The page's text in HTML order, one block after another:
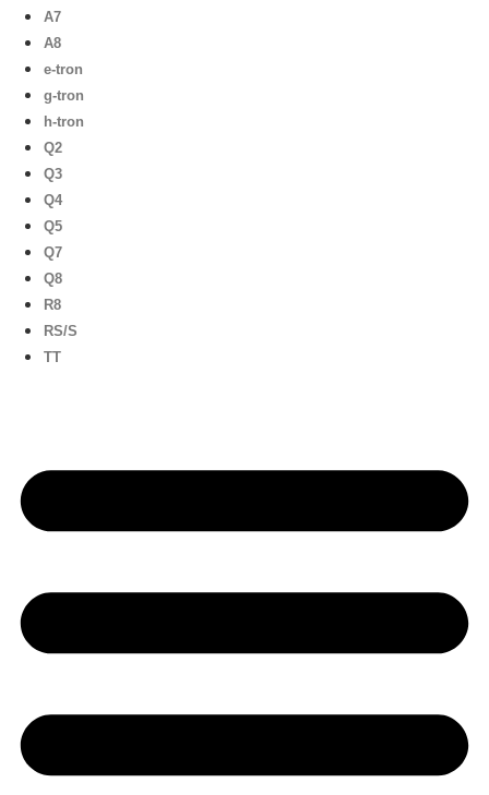
A7
A8
e-tron
g-tron
h-tron
Q2
Q3
Q4
Q5
Q7
Q8
R8
RS/S
TT